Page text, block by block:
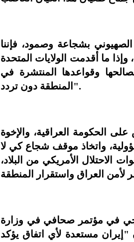
بشجاعة وصمود، فإننا
ما أقدمت الولايات المتحدة
وقواعدها المنتشرة في
المنطقة دون تردد".
الحكومة العراقية، والإخوة
واتخاذ موقف شجاع كي لا
الاحتلال الأمريكي من البلاد،
في مؤتمر صحافي في وزارة
"إيران مستعدة لأي اتفاق يؤكد